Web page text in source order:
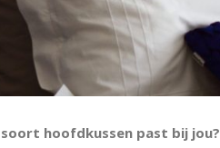
hoofdkussen past bij jou?